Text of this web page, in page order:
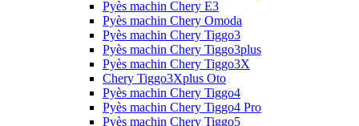
Pyès machin Chery E3
Pyès machin Chery Omoda
Pyès machin Chery Tiggo3
Pyès machin Chery Tiggo3plus
Pyès machin Chery Tiggo3X
Chery Tiggo3Xplus Oto
Pyès machin Chery Tiggo4
Pyès machin Chery Tiggo4 Pro
Pyès machin Chery Tiggo5